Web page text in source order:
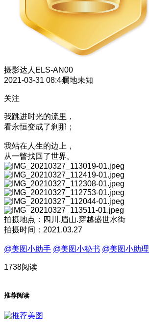
摄影达人 ELS-AN00
2021-03-31 08:44属地未知
关注
我跳进时光的流里，
看永恒变成了刹那；
我站在人生的边上，
从一瞥找回了世界。
拍摄地点：四川.眉山.穿越盛世水街
拍摄时间：2021.03.27
@美图小助手 @美图小秘书 @美图小助理
1738阅读
推荐阅读